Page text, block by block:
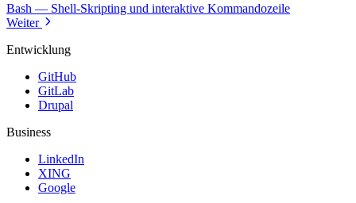
Bash — Shell-Skripting und interaktive Kommandozeile
Weiter
Entwicklung
GitHub
GitLab
Drupal
Business
LinkedIn
XING
Google